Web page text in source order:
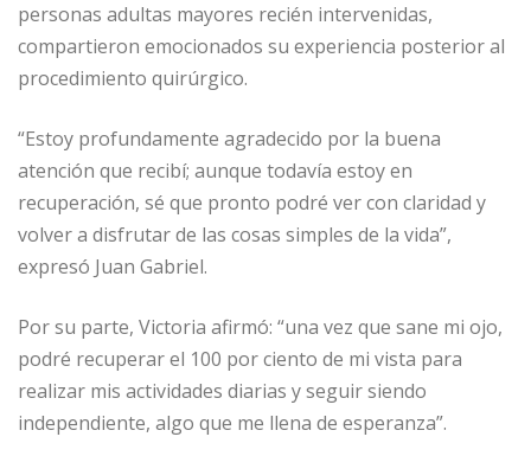
personas adultas mayores recién intervenidas,
compartieron emocionados su experiencia posterior al
procedimiento quirúrgico.
“Estoy profundamente agradecido por la buena
atención que recibí; aunque todavía estoy en
recuperación, sé que pronto podré ver con claridad y
volver a disfrutar de las cosas simples de la vida”,
expresó Juan Gabriel.
Por su parte, Victoria afirmó: “una vez que sane mi ojo,
podré recuperar el 100 por ciento de mi vista para
realizar mis actividades diarias y seguir siendo
independiente, algo que me llena de esperanza”.